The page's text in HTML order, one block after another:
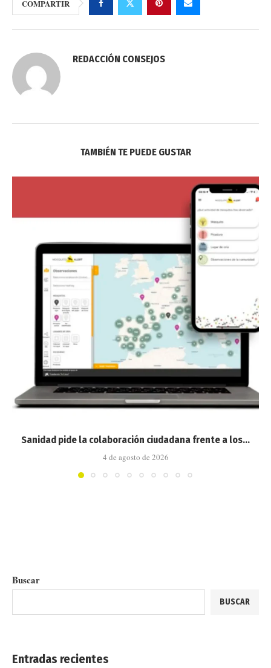
COMPARTIR
REDACCIÓN CONSEJOS
TAMBIÉN TE PUEDE GUSTAR
Sanidad pide la colaboración ciudadana frente a los...
4 de agosto de 2026
Buscar
BUSCAR
Entradas recientes